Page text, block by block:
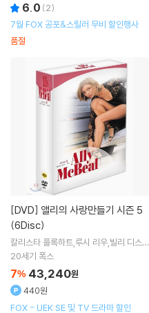
6.0 (2)
7월 FOX 공포&스릴러 무비 할인행사
품절
[DVD]
(6Disc)
칼리스타 플록하트,루시 리우,빌리 디스엘
리아,멜 담스키,제임스 폴리
20세기 폭스
7% 43,240원
440원
FOX - UEK SE 및 TV 드라마 할인